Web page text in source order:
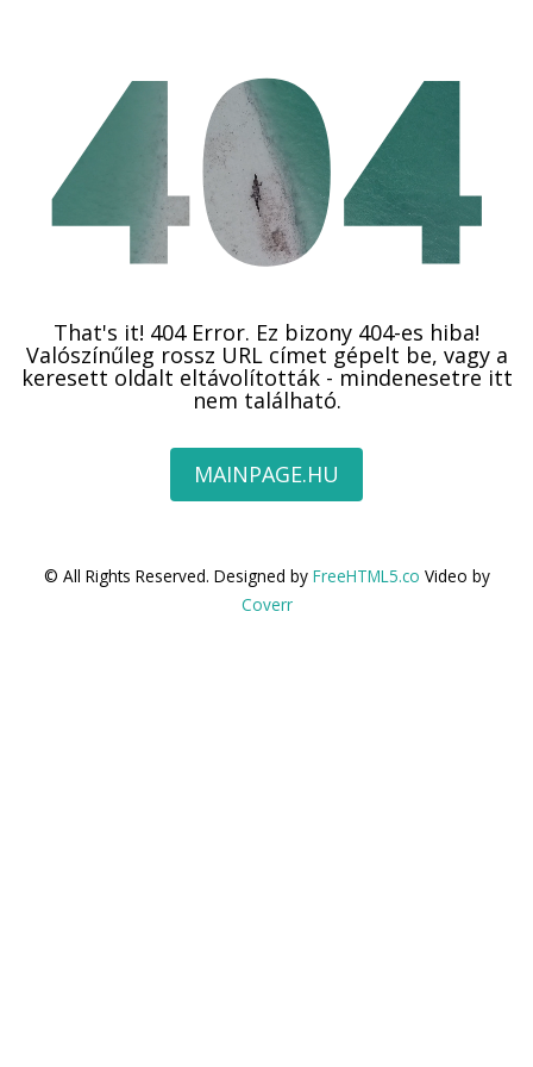
That's it! 404 Error. Ez bizony 404-es hiba!
Valószínűleg rossz URL címet gépelt be, vagy a
keresett oldalt eltávolították - mindenesetre itt
nem található.
MAINPAGE.HU
© All Rights Reserved. Designed by FreeHTML5.co Video by
Coverr